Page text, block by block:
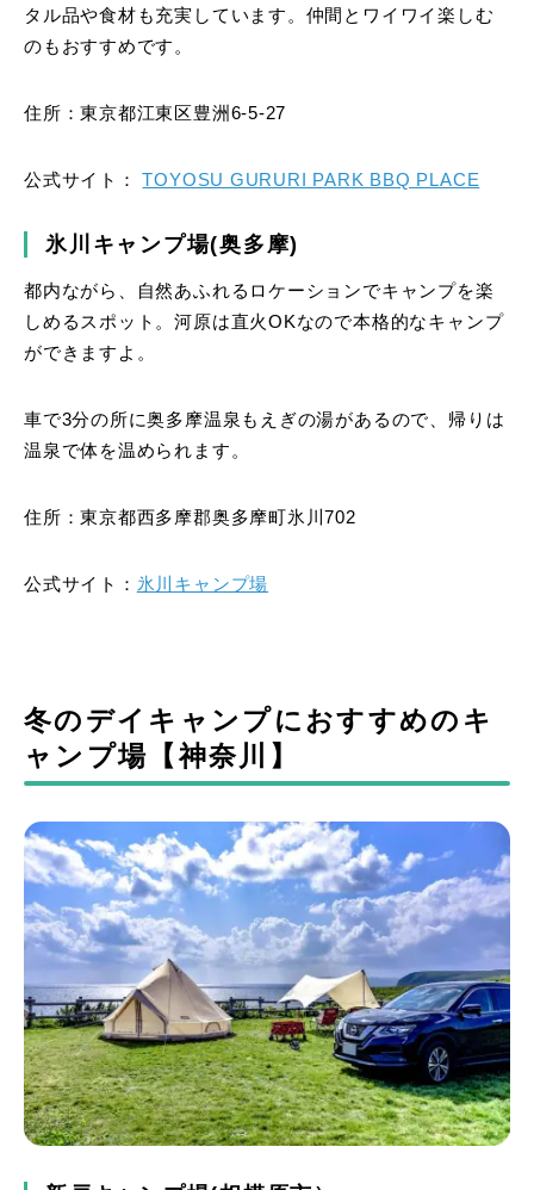
タル品や食材も充実しています。仲間とワイワイ楽しむ
のもおすすめです。
住所：東京都江東区豊洲6-5-27
公式サイト：TOYOSU GURURI PARK BBQ PLACE
氷川キャンプ場(奥多摩)
都内ながら、自然あふれるロケーションでキャンプを楽
しめるスポット。河原は直火OKなので本格的なキャンプ
ができますよ。
車で3分の所に奥多摩温泉もえぎの湯があるので、帰りは
温泉で体を温められます。
住所：東京都西多摩郡奥多摩町氷川702
公式サイト： 氷川キャンプ場
冬のデイキャンプにおすすめのキ
ャンプ場【神奈川】